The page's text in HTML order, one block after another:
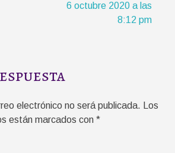
6 octubre 2020 a las
8:12 pm
electrónico no será publicada.
Los
están marcados con *